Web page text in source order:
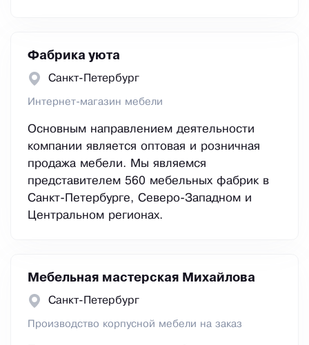
Фабрика уюта
Санкт-Петербург
Интернет-магазин мебели
Основным направлением деятельности
компании является оптовая и розничная
продажа мебели. Мы являемся
представителем 560 мебельных фабрик в
Санкт-Петербурге, Северо-Западном и
Центральном регионах.
Мебельная мастерская Михайлова
Санкт-Петербург
Производство корпусной мебели на заказ